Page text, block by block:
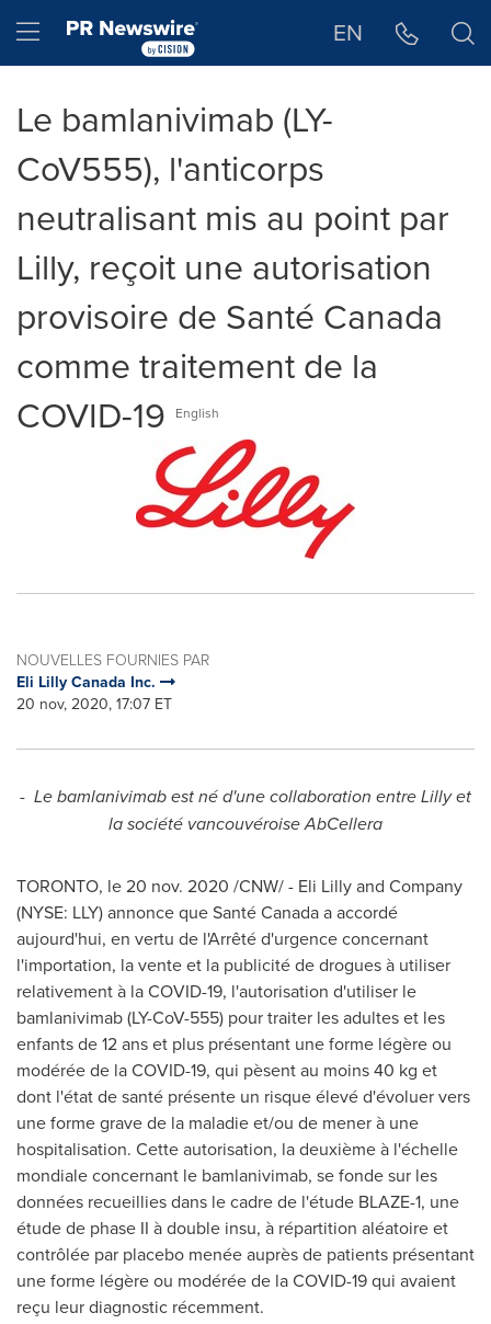
Hamburger menu EN
Le bamlanivimab (LY-
CoV555), l'anticorps
neutralisant mis au point par
Lilly, reçoit une autorisation
provisoire de Santé Canada
comme traitement de la
COVID-19
English
NOUVELLES FOURNIES PAR
Eli Lilly Canada Inc.
20 nov, 2020, 17:07 ET
- Le bamlanivimab est né d'une collaboration entre Lilly et
la société vancouvéroise AbCellera
TORONTO, le 20 nov. 2020 /CNW/ - Eli Lilly and Company
(NYSE: LLY) annonce que SantéCanadaa accordé
aujourd'hui, en vertu de l'Arrêté d'urgence concernant
l'importation, la vente et la publicité de drogues à utiliser
relativement à la COVID-19, l'autorisation d'utiliser le
bamlanivimab (LY-CoV-555) pour traiter les adultes et les
enfants de 12 ans et plus présentant une forme légère ou
modérée de la COVID-19, qui pèsent au moins 40 kg et
dont l'état de santé présente un risque élevé d'évoluer vers
une forme grave de la maladie et/ou de mener à une
hospitalisation. Cette autorisation, la deuxième à l'échelle
mondiale concernant le bamlanivimab, se fonde sur les
données recueillies dans le cadre de l'étude BLAZE-1, une
étude de phase II à double insu, à répartition aléatoire et
contrôlée par placebo menée auprès de patients présentant
une forme légère ou modérée de la COVID-19 qui avaient
reçu leur diagnostic récemment.